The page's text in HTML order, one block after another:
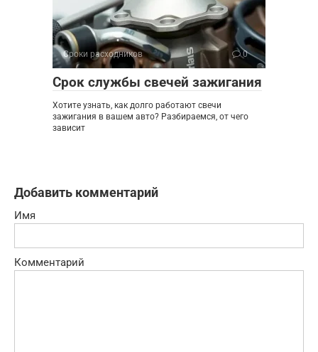
Сроки расходников 0
Срок службы свечей зажигания
Хотите узнать, как долго работают свечи
зажигания в вашем авто? Разбираемся, от чего
зависит
Добавить комментарий
Имя
Комментарий